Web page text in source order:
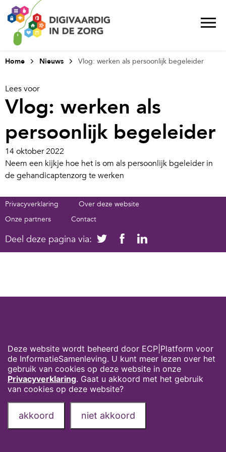
Home Nieuws Vlog: werken als persoonlijk begeleider
Lees voor
Vlog: werken als
persoonlijk begeleider
14 oktober 2022
Neem een kijkje hoe het is om als persoonlijk bgeleider in
de gehandicaptenzorg te werken
Privacyverklaring
Over deze website
Onze partners
Contact
Deel deze pagina via:
Deze website wordt beheerd door ECP|Platform voor
de InformatieSamenleving. U kunt meer lezen over het
gebruik van cookies op deze website in onze
Privacyverklaring. Gaat u akkoord met het gebruik
van cookies op deze website?
akkoord niet akkoord